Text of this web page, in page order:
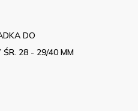
DO
ŚR. 28 - 29/40 MM